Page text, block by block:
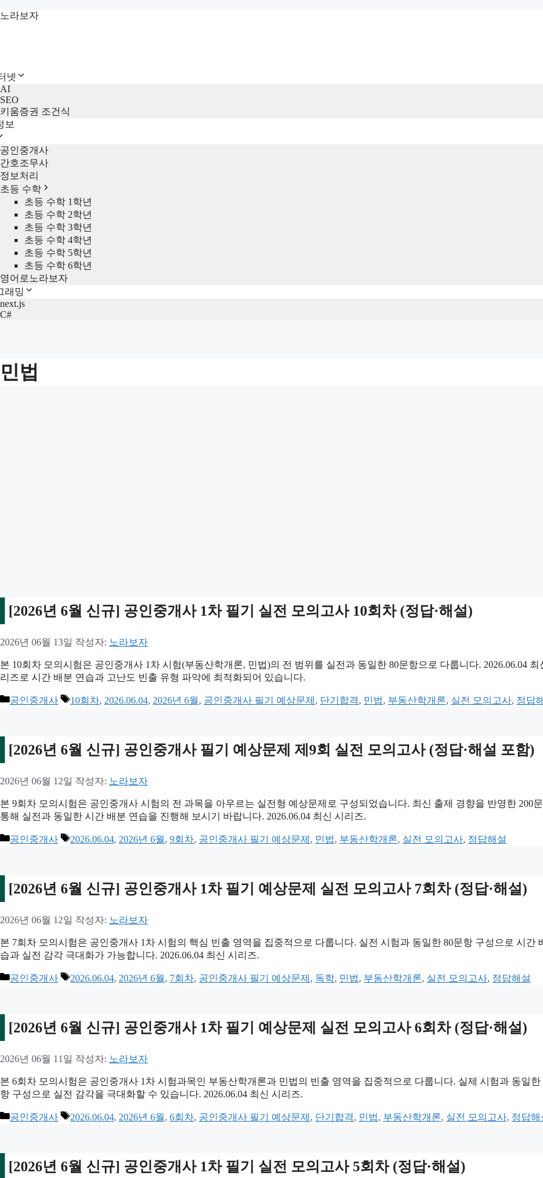
컨
너
뛰
기
노라보자
넷
AI
SEO
키움증권 조건식
보
공인중개사
간호조무사
정보처리
초등 수학
초등 수학 1학년
초등 수학 2학년
초등 수학 3학년
초등 수학 4학년
초등 수학 5학년
초등 수학 6학년
영어로노라보자
래밍
next.js
C#
민법
[2026년 6월 신규] 공인중개사 1차 필기 실전 모의고사 10회차 (정답·해설)
2026년 06월 13일 작성자: 노라보자
본 10회차 모의시험은 공인중개사 1차 시험(부동산학개론, 민법)의 전 범위를 실전과 동일한 80문항으로 다룹니다. 2026.06.04 최
리즈로 시간 배분 연습과 고난도 빈출 유형 파악에 최적화되어 있습니다.
카
공인중개사
태
10회차, 2026.06.04, 2026년 6월, 공인중개사 필기 예상문제 , 단기합격, 민법, 부동산학개론, 실전 모의고사, 정답
[2026년 6월 신규] 공인중개사 필기 예상문제 제9회 실전 모의고사 (정답·해설 포함)
2026년 06월 12일 작성자: 노라보자
본 9회차 모의시험은 공인중개사 시험의 전 과목을 아우르는 실전형 예상문제로 구성되었습니다. 최신 출제 경향을 반영한 200
통해 실전과 동일한 시간 배분 연습을 진행해 보시기 바랍니다. 2026.06.04 최신 시리즈.
카
공인중개사
태
2026.06.04, 2026년 6월, 9회차, 공인중개사 필기 예상문제 , 민법, 부동산학개론, 실전 모의고사, 정답해설
[2026년 6월 신규] 공인중개사 1차 필기 예상문제 실전 모의고사 7회차 (정답·해설)
2026년 06월 12일 작성자: 노라보자
본 7회차 모의시험은 공인중개사 1차 시험의 핵심 빈출 영역을 집중적으로 다룹니다. 실전 시험과 동일한 80문항 구성으로 시간
습과 실전 감각 극대화가 가능합니다. 2026.06.04 최신 시리즈.
카
공인중개사
태
2026.06.04, 2026년 6월, 7회차, 공인중개사 필기 예상문제 , 독학, 민법, 부동산학개론, 실전 모의고사, 정답해설
[2026년 6월 신규] 공인중개사 1차 필기 예상문제 실전 모의고사 6회차 (정답·해설)
2026년 06월 11일 작성자: 노라보자
본 6회차 모의시험은 공인중개사 1차 시험과목인 부동산학개론과 민법의 빈출 영역을 집중적으로 다룹니다. 실제 시험과 동일한
항 구성으로 실전 감각을 극대화할 수 있습니다. 2026.06.04 최신 시리즈.
카
공인중개사
태
2026.06.04, 2026년 6월, 6회차, 공인중개사 필기 예상문제 , 단기합격, 민법, 부동산학개론, 실전 모의고사, 정답해
[2026년 6월 신규] 공인중개사 1차 필기 실전 모의고사 5회차 (정답·해설)